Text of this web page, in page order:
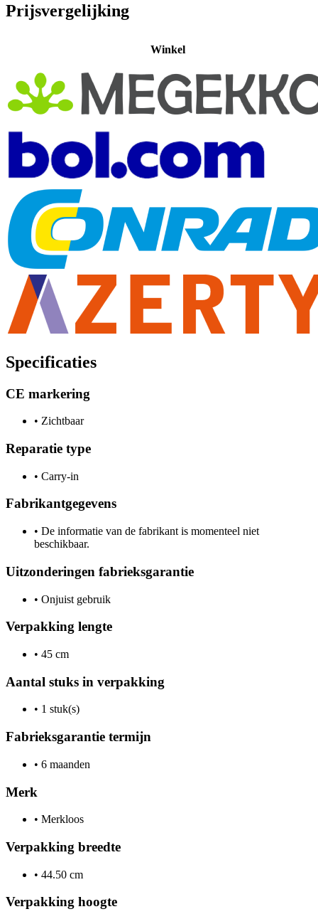
Prijsvergelijking
Winkel
Specificaties
CE markering
• Zichtbaar
Reparatie type
• Carry-in
Fabrikantgegevens
• De informatie van de fabrikant is momenteel niet
beschikbaar.
Uitzonderingen fabrieksgarantie
• Onjuist gebruik
Verpakking lengte
• 45 cm
Aantal stuks in verpakking
• 1 stuk(s)
Fabrieksgarantie termijn
• 6 maanden
Merk
• Merkloos
Verpakking breedte
• 44.50 cm
Verpakking hoogte